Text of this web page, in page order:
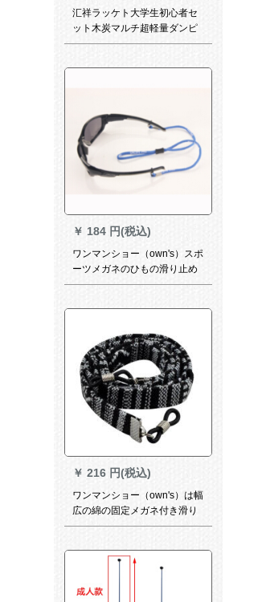
汇祥ラッケト大学生初心者セ
ット木炭マルチ超軽量ダンピ
ング男女一体シングルス青大
￥ 184 円(税込)
ワンマンショー（own's）スポ
ーツメガネのひもの滑り止め
鏡の紐は調節できます。スト
￥ 216 円(税込)
ワンマンショー（own's）は幅
広の綿の固定メガネ付き滑り
止めカバーのメガネの足にひ